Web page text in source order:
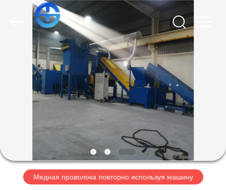
ГЛАВНАЯ
СТРАНИЦА
ПРОДУКЦИЯ
РОЛИКИ
О
КОМПАНИИ
Медная проволока повторно используя машину